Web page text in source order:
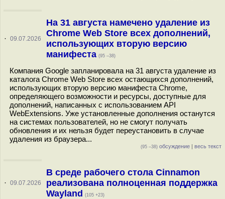
· 09.07.2026
На 31 августа намечено удаление из
Chrome Web Store всех дополнений,
использующих вторую версию
манифеста (95 –38)
Компания Google запланировала на 31 августа удаление из
каталога Chrome Web Store всех остающихся дополнений,
использующих вторую версию манифеста Chrome,
определяющего возможности и ресурсы, доступные для
дополнений, написанных с использованием API
WebExtensions. Уже установленные дополнения останутся
на системах пользователей, но не смогут получать
обновления и их нельзя будет переустановить в случае
удаления из браузера...
(95 –38) обсуждение | весь текст
· 09.07.2026
В среде рабочего стола Cinnamon
реализована полноценная поддержка
Wayland
(105 +23)